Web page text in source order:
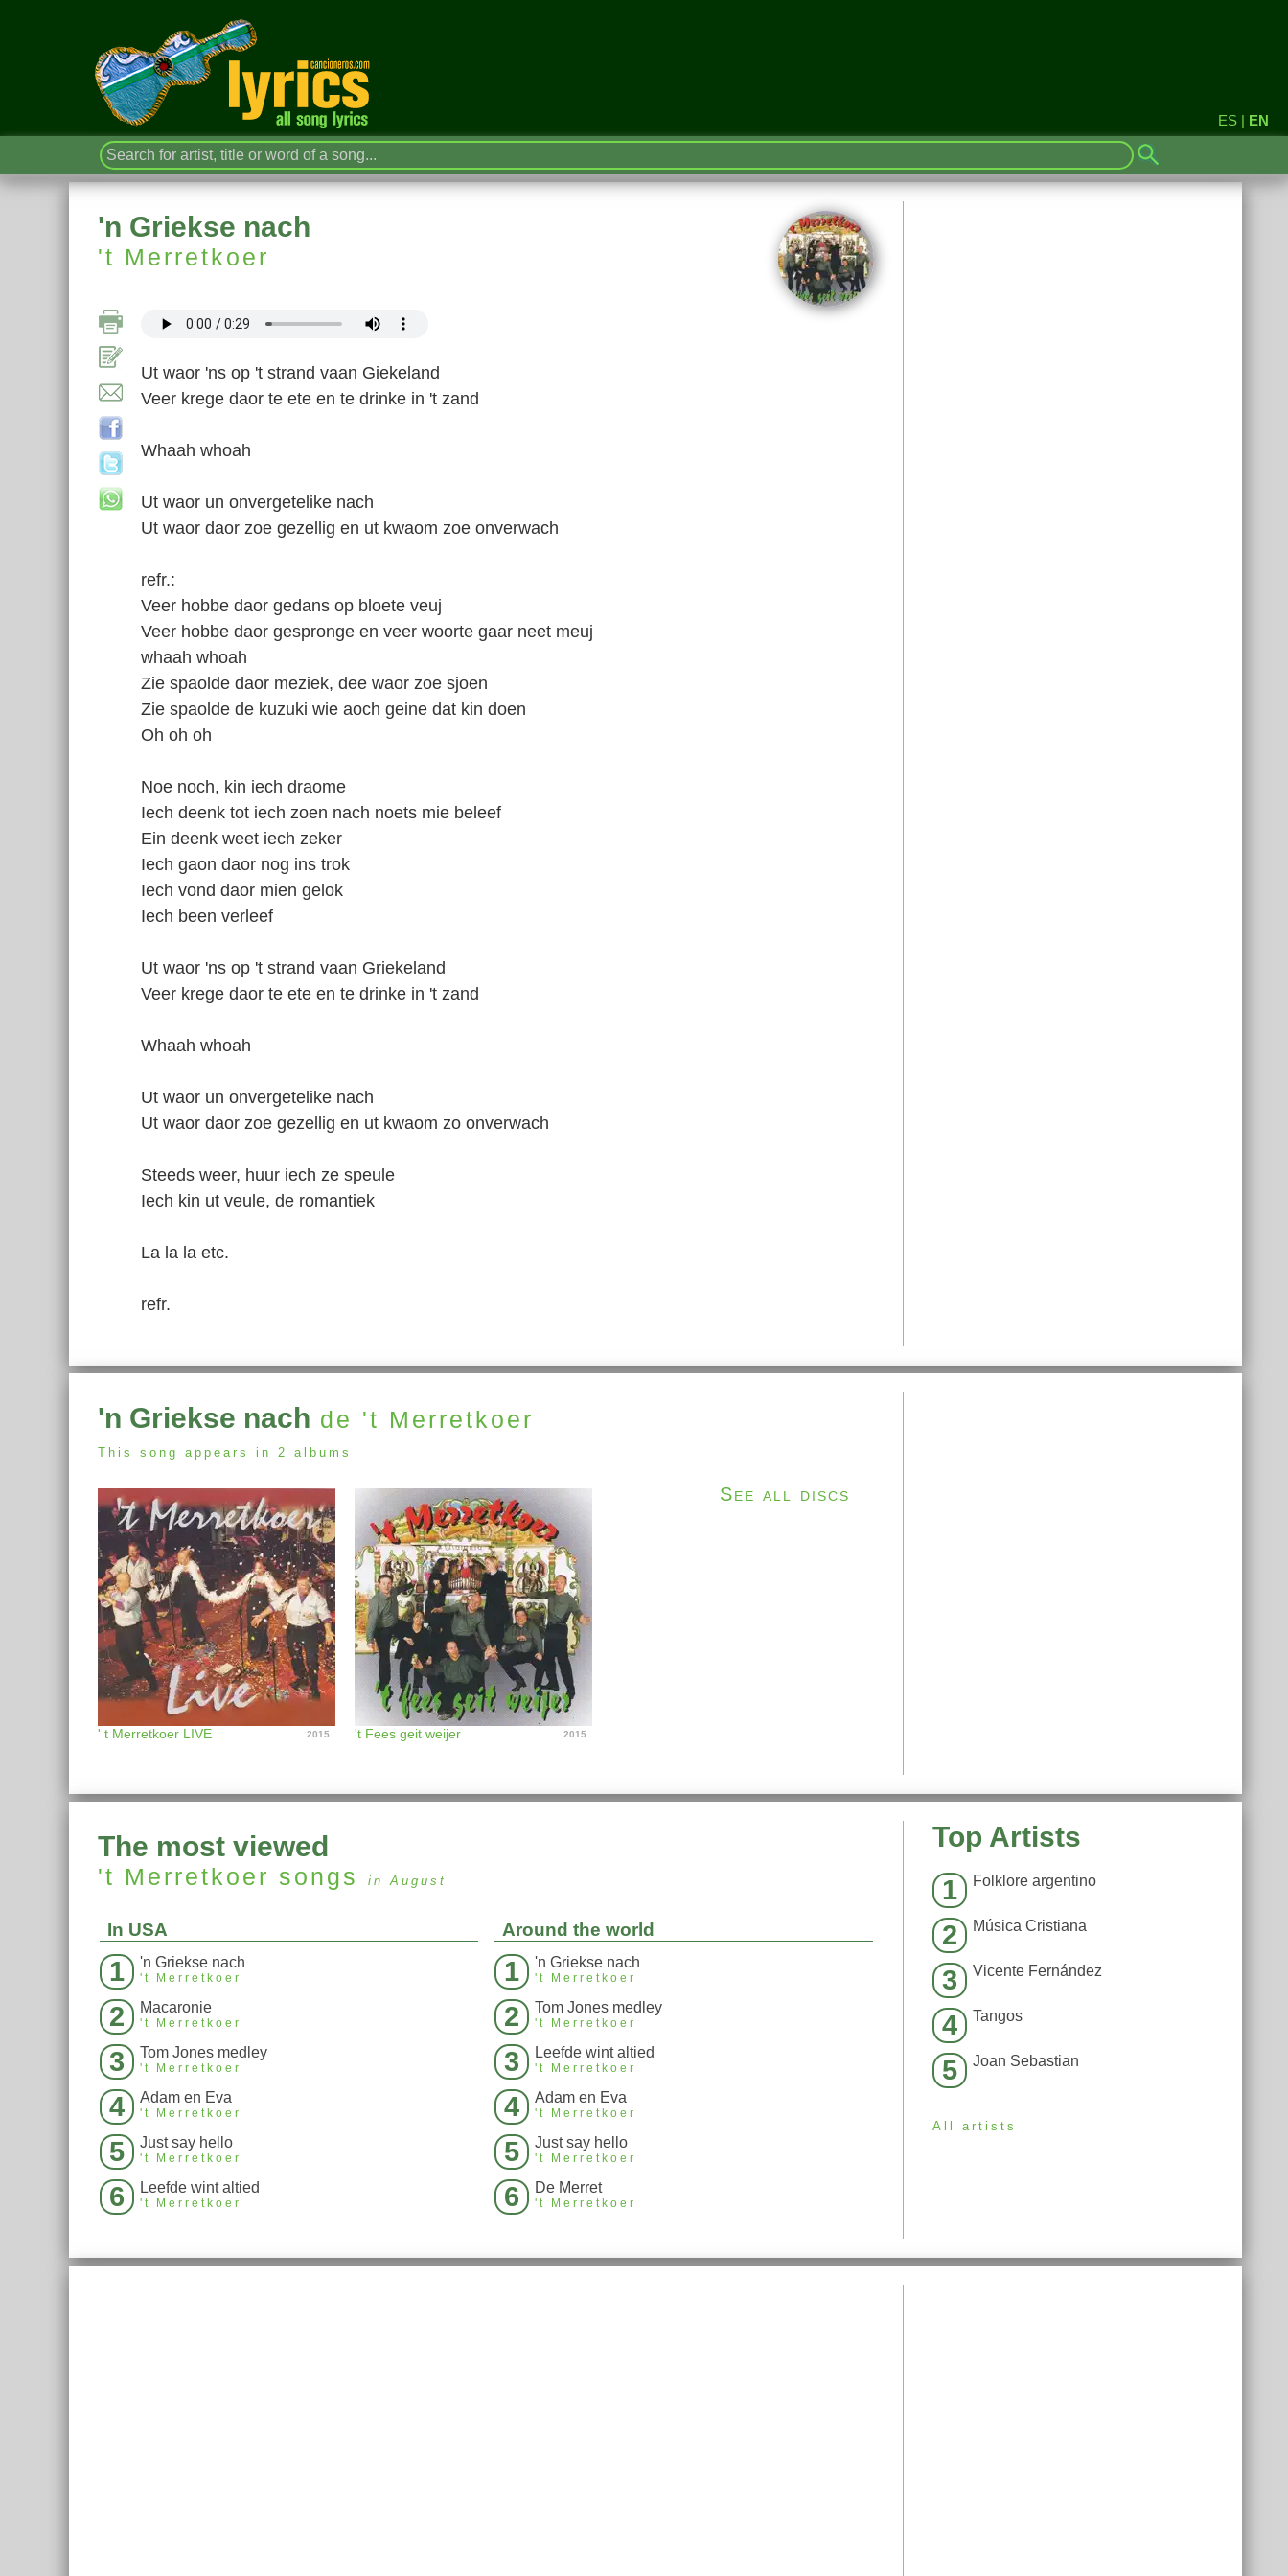
ES | EN
'n Griekse nach
't Merretkoer
Ut waor 'ns op 't strand vaan Giekeland
Veer krege daor te ete en te drinke in 't zand
Whaah whoah
Ut waor un onvergetelike nach
Ut waor daor zoe gezellig en ut kwaom zoe onverwach
refr.:
Veer hobbe daor gedans op bloete veuj
Veer hobbe daor gespronge en veer woorte gaar neet meuj
whaah whoah
Zie spaolde daor meziek, dee waor zoe sjoen
Zie spaolde de kuzuki wie aoch geine dat kin doen
Oh oh oh
Noe noch, kin iech draome
Iech deenk tot iech zoen nach noets mie beleef
Ein deenk weet iech zeker
Iech gaon daor nog ins trok
Iech vond daor mien gelok
Iech been verleef
Ut waor 'ns op 't strand vaan Griekeland
Veer krege daor te ete en te drinke in 't zand
Whaah whoah
Ut waor un onvergetelike nach
Ut waor daor zoe gezellig en ut kwaom zo onverwach
Steeds weer, huur iech ze speule
Iech kin ut veule, de romantiek
La la la etc.
refr.
'n Griekse nach de 't Merretkoer
This song appears in 2 albums
' t Merretkoer LIVE 2015 't Fees geit weijer 2015
See all discs
The most viewed
't Merretkoer songs in August
In USA
1 'n Griekse nach
't Merretkoer
2 Macaronie
't Merretkoer
3 Tom Jones medley
't Merretkoer
4 Adam en Eva
't Merretkoer
5 Just say hello
't Merretkoer
6 Leefde wint altied
't Merretkoer
Around the world
1 'n Griekse nach
't Merretkoer
2 Tom Jones medley
't Merretkoer
3 Leefde wint altied
't Merretkoer
4 Adam en Eva
't Merretkoer
5 Just say hello
't Merretkoer
6 De Merret
't Merretkoer
Top Artists
1 Folklore argentino
2 Música Cristiana
3 Vicente Fernández
4 Tangos
5 Joan Sebastian
All artists